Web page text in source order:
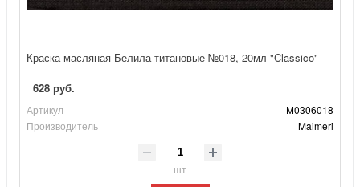
Краска масляная Белила титановые №018, 20мл "Classico"
628 руб.
Артикул
М0306018
Производитель
Maimeri
шт